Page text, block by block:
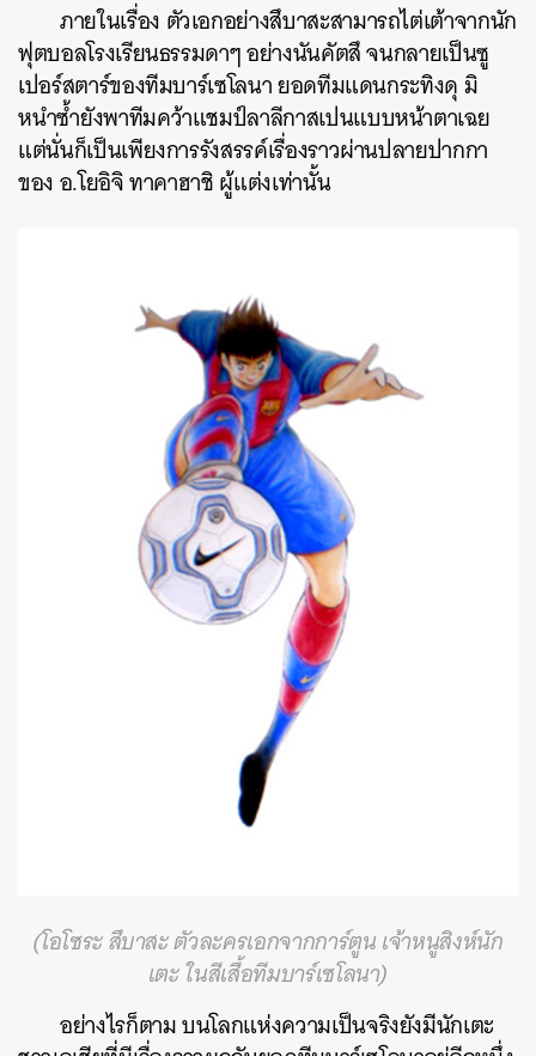
ภายในเรื่อง ตัวเอกอย่างสึบาสะสามารถไต่เต้าจากนัก
ฟุตบอลโรงเรียนธรรมดาๆ อย่างนันคัตสึ จนกลายเป็นซู
เปอร์สตาร์ของทีมบาร์เซโลนา ยอดทีมแดนกระทิงดุ มิ
หนำซ้ำยังพาทีมคว้าแชมป์ลาลีกาสเปนแบบหน้าตาเฉย
แต่นั่นก็เป็นเพียงการรังสรรค์เรื่องราวผ่านปลายปากกา
ของ อ.โยอิจิ ทาคาฮาชิ ผู้แต่งเท่านั้น
(โอโซระ สึบาสะ ตัวละครเอกจากการ์ตูน เจ้าหนูสิงห์นัก
เตะ ในสีเสื้อทีมบาร์เซโลนา)
อย่างไรก็ตาม บนโลกแห่งความเป็นจริงยังมีนักเตะ